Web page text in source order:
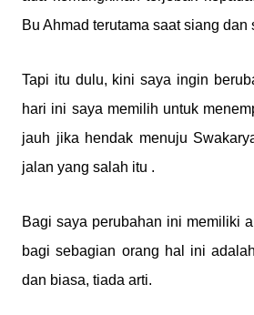
Bu Ahmad terutama saat siang dan
Tapi itu dulu, kini saya ingin
hari ini saya memilih untuk
jauh jika hendak menuju
jalan yang salah itu .
Bagi saya perubahan ini memiliki
bagi sebagian orang hal ini
dan biasa, tiada arti.